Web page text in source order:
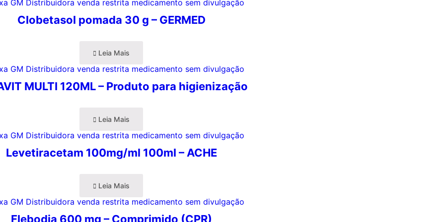
Clobetasol pomada 30 g – GERMED
Leia Mais
MULTI 120ML – Produto para higienização
Leia Mais
Levetiracetam 100mg/ml 100ml – ACHE
Leia Mais
Flebodia 600 mg – Comprimido (CPR)